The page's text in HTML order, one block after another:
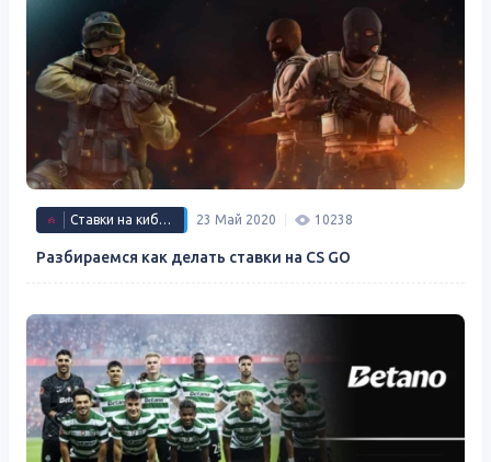
Ставки на киберспорт 23 Май 2020 10238
Разбираемся как делать ставки на CS GO